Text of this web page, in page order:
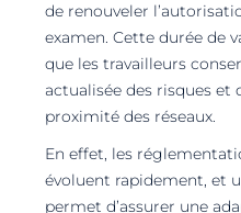
de renouveler
examen. Cette durée de
que les travailleurs
actualisée des risques et
proximité des réseaux.
En effet, les
évoluent rapidement, et
permet d’assurer une